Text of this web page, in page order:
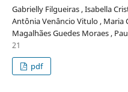
Gabrielly Filgueiras , Isabella
Antônia Venâncio Vitulo , Maria
Magalhães Guedes Moraes ,
21
pdf